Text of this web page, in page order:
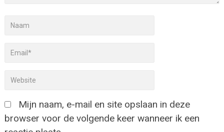
Mijn naam, e-mail en site opslaan in deze
browser voor de volgende keer wanneer ik een